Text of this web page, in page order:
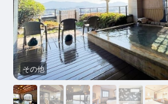
その他